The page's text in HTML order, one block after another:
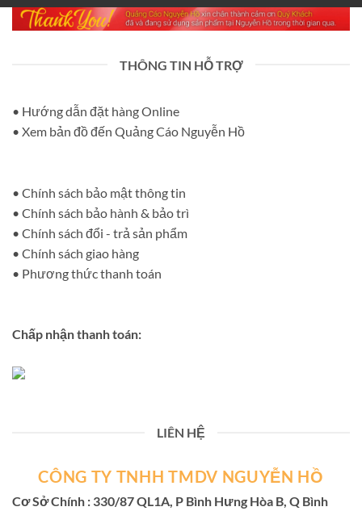
THÔNG TIN HỖ TRỢ
• Hướng dẫn đặt hàng Online
• Xem bản đồ đến Quảng Cáo Nguyễn Hồ
• Chính sách bảo mật thông tin
• Chính sách bảo hành & bảo trì
• Chính sách đổi - trả sản phẩm
• Chính sách giao hàng
• Phương thức thanh toán
Chấp nhận thanh toán:
LIÊN HỆ
CÔNG TY TNHH TMDV NGUYỄN HỒ
Cơ Sở Chính : 330/87 QL1A, P Bình Hưng Hòa B, Q Bình